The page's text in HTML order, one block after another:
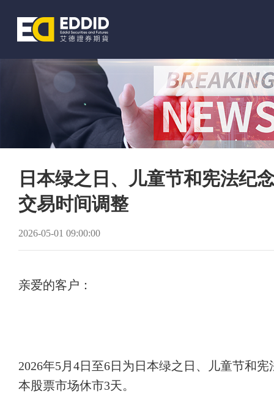
首页
业务介绍
软件下载
关于我们
日本绿之日、儿童节和宪法纪
交易时间调整
2026-05-01 09:00:00
亲爱的客户：
2026年5月 4日至6日为日本绿之日、儿童节和
本股票市场休市3天。